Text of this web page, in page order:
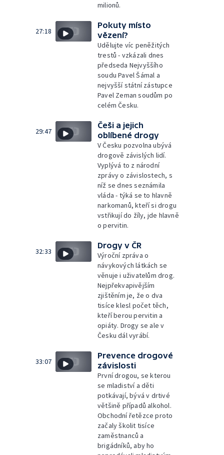
milionů.
27:18
Pokuty místo
vězení?
Udělujte víc peněžitých
trestů - vzkázali dnes
předseda Nejvyššího
soudu Pavel Šámal a
nejvyšší státní zástupce
Pavel Zeman soudům po
celém Česku.
29:47
Češi a jejich
oblíbené drogy
V Česku pozvolna ubývá
drogově závislých lidí.
Vyplývá to z národní
zprávy o závislostech, s
níž se dnes seznámila
vláda - týká se to hlavně
narkomanů, kteří si drogu
vstřikují do žíly, jde hlavně
o pervitin.
32:33
Drogy v ČR
Výroční zpráva o
návykových látkách se
věnuje i uživatelům drog.
Nejpřekvapivějším
zjištěním je, že o dva
tisíce klesl počet těch,
kteří berou pervitin a
opiáty. Drogy se ale v
Česku dál vyrábí.
33:07
Prevence drogové
závislosti
První drogou, se kterou
se mladiství a děti
potkávají, bývá v drtivé
většině případů alkohol.
Obchodní řetězce proto
začaly školit tisíce
zaměstnanců a
brigádníků, aby ho